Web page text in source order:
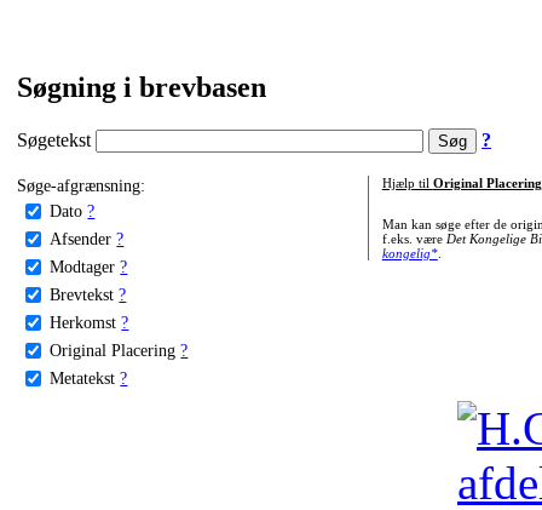
Søgning i brevbasen
Søgetekst ?
Søge-afgrænsning:
Dato ?
Afsender ?
Modtager ?
Brevtekst ?
Herkomst ?
Original Placering ?
Metatekst ?
Hjælp til Original Placering
Man kan søge efter de
f.eks. være Det Kongelige
kongelig*.